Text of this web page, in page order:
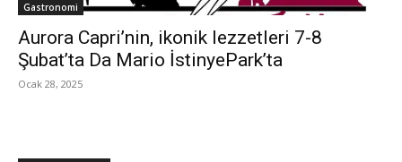
Gastronomi
Aurora Capri’nin, ikonik lezzetleri 7-8
Şubat’ta Da Mario İstinyePark’ta
Ocak 28, 2025